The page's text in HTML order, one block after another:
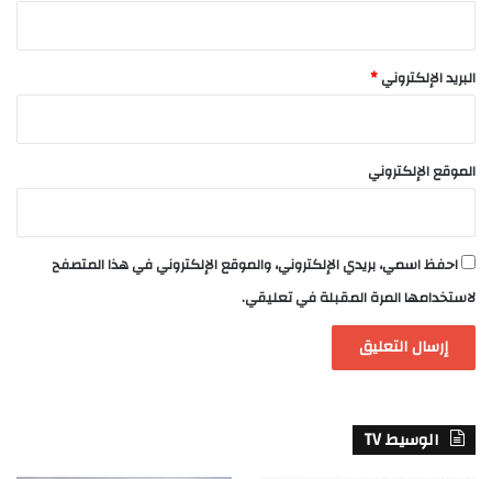
البريد الإلكتروني*
الموقع الإلكتروني
احفظ اسمي، بريدي الإلكتروني، والموقع الإلكتروني في هذا المتصفح
لاستخدامها المرة المقبلة في تعليقي.
الوسيط TV